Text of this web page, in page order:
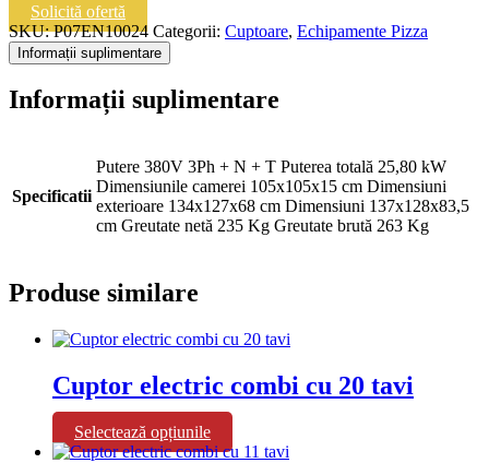
Cuptor
pizza
"Entry
Solicită ofertă
SKU:P07EN10024 Categorii: Cuptoare, Echipamente Pizza
Informații suplimentare
Informații suplimentare
Specificatii
Putere 380V 3Ph + N + T Puterea totală 25,80 kW
Dimensiunile camerei 105x105x15 cm Dimensiuni
exterioare 134x127x68 cm Dimensiuni 137x128x83,5
cm Greutate netă 235 Kg Greutate brută 263 Kg
Produse similare
Cuptor electric combi cu 20 tavi
Selectează opțiunile
produs